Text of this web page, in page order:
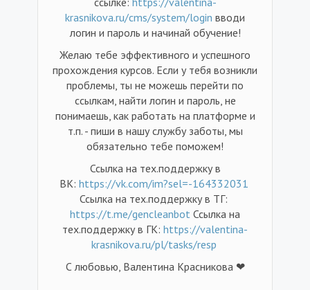
krasnikova.ru/cms/system/login вводи
логин и пароль и начинай обучение!
Желаю тебе эффективного и успешного
прохождения курсов. Если у тебя возникли
проблемы, ты не можешь перейти по
ссылкам, найти логин и пароль, не
понимаешь, как работать на платформе и
т.п. - пиши в нашу службу заботы, мы
обязательно тебе поможем!
Ссылка на тех.поддержку в
ВК: https://vk.com/im?sel=-164332031
Ссылка на тех.поддержку в ТГ:
https://t.me/gencleanbot Ссылка на
тех.поддержку в ГК: https://valentina-
krasnikova.ru/pl/tasks/resp
С любовью, Валентина Красникова ❤